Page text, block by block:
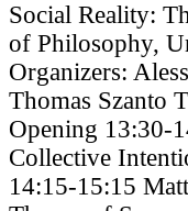
Social Reality:
of Philosophy,
Organizers:
Thomas Szanto
Opening 13:30-
Collective
14:15-15:15